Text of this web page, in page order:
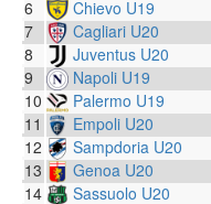
6
Chievo U19
7
Cagliari U20
8
Juventus U20
9
Napoli U19
10
Palermo U19
11
Empoli U20
12
Sampdoria U20
13
Genoa U20
14
Sassuolo U20